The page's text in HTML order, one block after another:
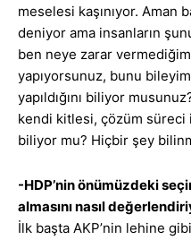
meselesi kaşınıyor. Aman
deniyor ama insanların
ben neye zarar
yapıyorsunuz, bunu
yapıldığını biliyor
kendi kitlesi, çözüm süreci
biliyor mu? Hiçbir şey
-HDP’nin önümüzdeki
almasını nasıl
İlk başta AKP’nin lehine